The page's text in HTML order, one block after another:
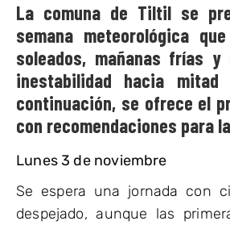
La comuna de Tiltil se
semana meteorológica
soleados, mañanas frías y
inestabilidad hacia mitad
continuación, se ofrece el
con recomendaciones para
Lunes 3 de noviembre
Se espera una jornada con
despejado, aunque las